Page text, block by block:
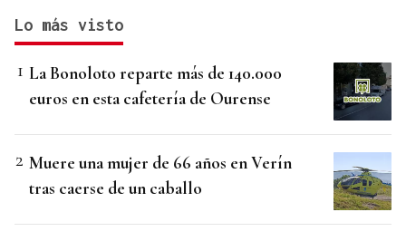
Lo más visto
La Bonoloto reparte más de 140.000
euros en esta cafetería de Ourense
Muere una mujer de 66 años en Verín
tras caerse de un caballo